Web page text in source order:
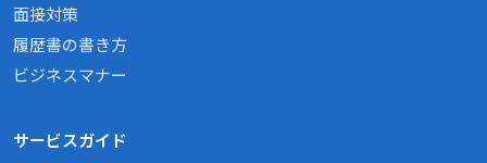
面接対策
履歴書の書き方
ビジネスマナー
サービスガイド